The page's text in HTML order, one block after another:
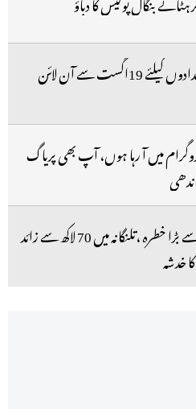
پولیس کی 7437 جائیدادوں کیلئے 19اگست سے آن لائن
میں آ رہا ہوں، آپ بھی پریاگ
ووٹر لسٹ کا سب سے بڑا خطرہ ،تلنگانہ میں 70 لاکھ سے زائد
خدشہ